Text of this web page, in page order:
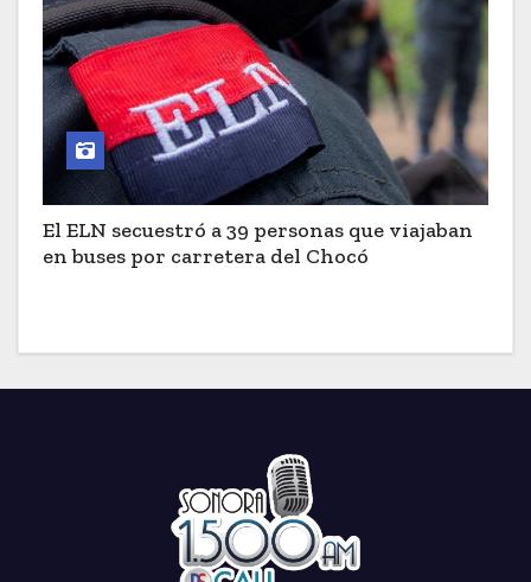
El ELN secuestró a 39 personas que viajaban
en buses por carretera del Chocó